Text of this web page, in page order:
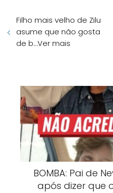
Filho mais velho de Zilu
asume que não gosta
de b…Ver mais
BOMBA: Pai de
após dizer que